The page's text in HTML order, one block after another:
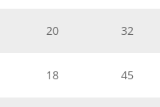
20 32
18 45